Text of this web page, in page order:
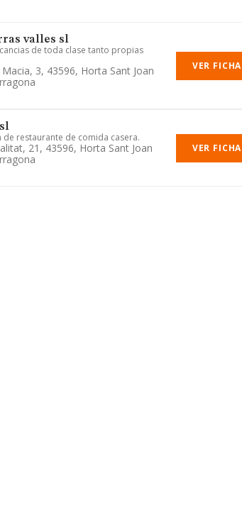
valles sl
de toda clase tanto propias
Macia, 3, 43596, Horta Sant Joan
VER FICHA
de restaurante de comida casera.
21, 43596, Horta Sant Joan
VER FICHA